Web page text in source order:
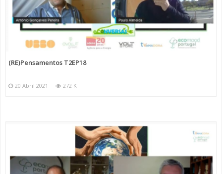
(RE)Pensamentos T2EP18
20 Abril 2021 272 K